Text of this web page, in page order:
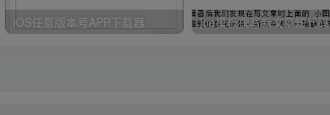
iOS任意版本号APP下载器 joe模板撰写新文章短代码